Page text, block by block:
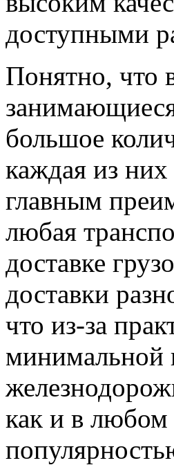
доступными
Понятно, что
большое
каждая из них
главным
любая
доставке
доставки
что из-за
минимальной
как и в любом